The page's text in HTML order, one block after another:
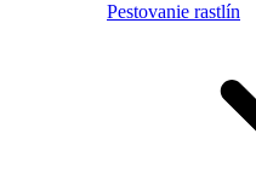
Pestovanie rastlín